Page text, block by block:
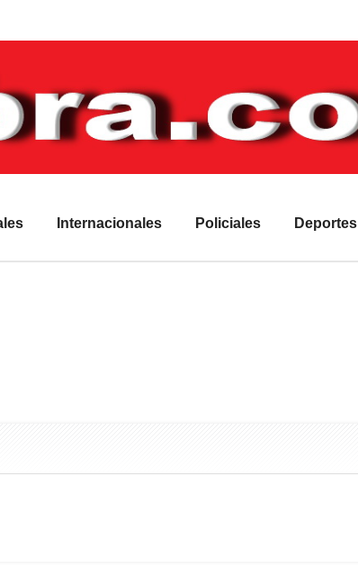
Internacionales Policiales Deportes